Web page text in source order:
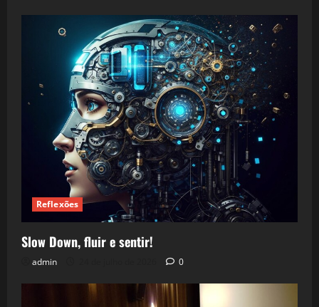
Reflexões
Slow Down, fluir e sentir!
admin 0